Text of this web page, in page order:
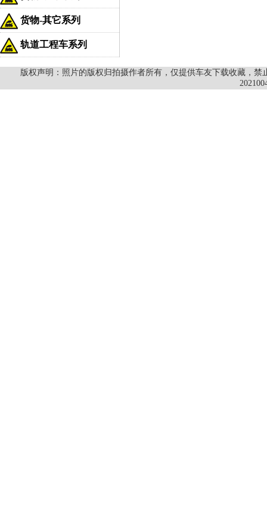
货物-其它系列
轨道工程车系列
版权声明：照片的版权归拍摄作者所有，仅提供车友下载收藏，